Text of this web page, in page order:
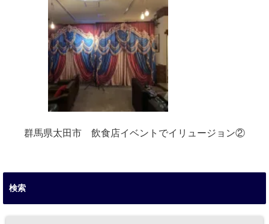
群馬県太田市 飲食店イベントでイリュージョン②
検索